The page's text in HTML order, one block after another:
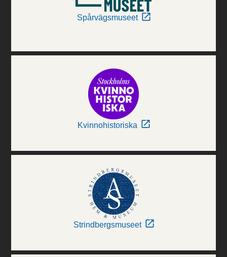
Spårvägsmuseet
Kvinnohistoriska
Strindbergsmuseet